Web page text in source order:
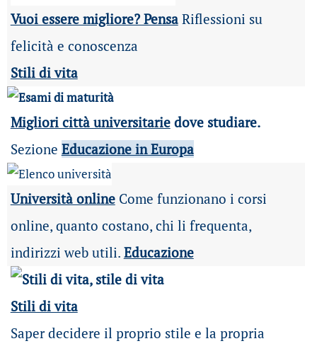
Vuoi essere migliore? PensaRiflessioni su
felicità e conoscenza
Stili di vita
Migliori città universitariedove studiare.
Sezione Educazione in Europa
Università online Come funzionano i corsi
online, quanto costano, chi li frequenta,
indirizzi web utili. Educazione
Stili di vita
Saper decidere il proprio stile e la propria